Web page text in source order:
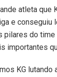
atleta que
e conseguiu
pilares do
importantes
KG